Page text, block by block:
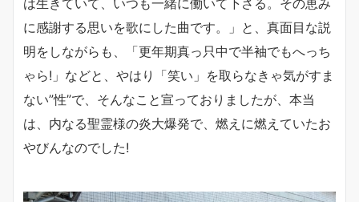
は生きていて、いつも一緒に働いて下さる。その恵み
に感謝する思いを歌にした曲です。」と、真面目な説
明をしながらも、「更年期真っ只中で半袖でもへっち
ゃら!」などと、やはり「笑い」を取らなきゃ気がすま
ない”性”で、そんなこと宣っておりましたが、本当
は、内なる聖霊様の炎大爆発で、燃えに燃えていたお
やびんなのでした!